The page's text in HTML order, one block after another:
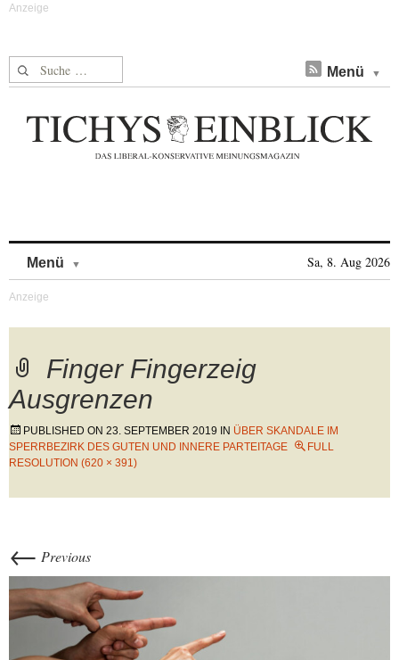
Suche nach: Menü
Menü Sa, 8. Aug 2026
Finger Fingerzeig
Ausgrenzen
PUBLISHED ON 23. SEPTEMBER 2019 IN ÜBER SKANDALE IM
SPERRBEZIRK DES GUTEN UND INNERE PARTEITAGE
FULL
RESOLUTION (620 × 391)
← Previous